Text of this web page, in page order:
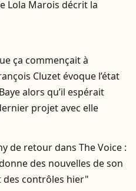
Lola Marois décrit la
ça commençait à
Cluzet évoque l’état
alors qu’il espérait
projet avec elle
de retour dans The Voice :
des nouvelles de son
des contrôles hier"